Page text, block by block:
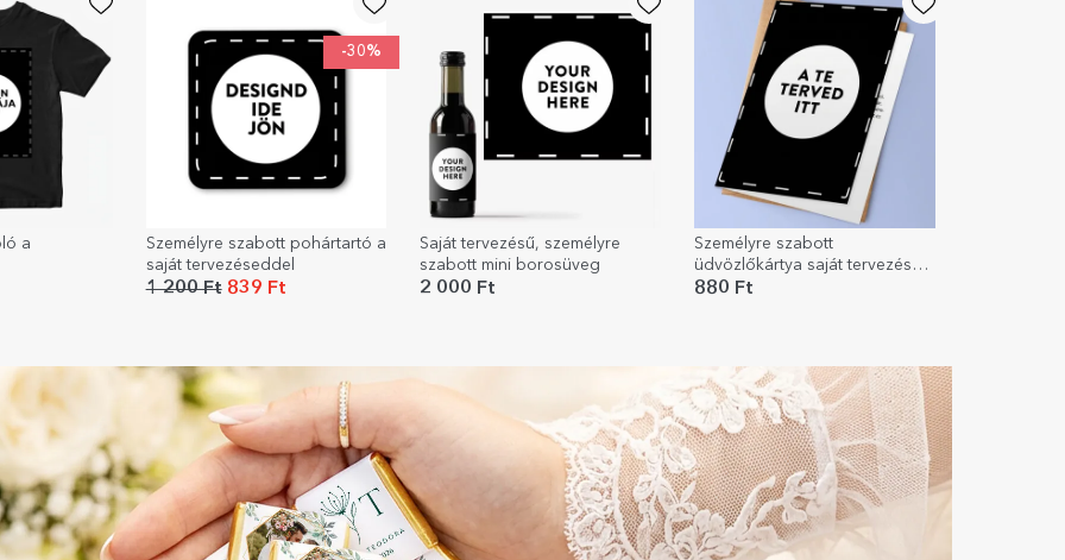
a
-30%
Személyre szabott pohártartó a
saját tervezéseddel
1 200 Ft839 Ft
Saját tervezésű, személyre
szabott mini borosüveg
2 000 Ft
Személyre szabott
üdvözlőkártya saját tervezésű
mintával
880 Ft